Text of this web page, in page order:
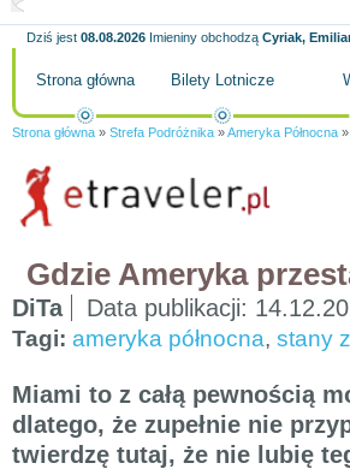
Dziś jest 08.08.2026 Imieniny obchodzą Cyriak,
Strona główna Bilety Lotnicze
Strona główna » Strefa Podróżnika »Ameryka Północna »
Gdzie Ameryka
DiTa Data publikacji:
Tagi: ameryka północna, stany
Miami to z całą pewnością
dlatego, że zupełnie nie
twierdzę tutaj, że nie lubię